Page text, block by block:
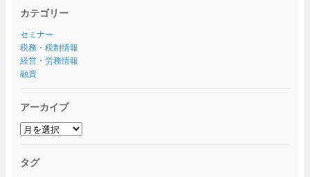
カテゴリー
セミナー
税務・税制情報
経営・労務情報
融資
アーカイブ
ア
ー
イ
タグ